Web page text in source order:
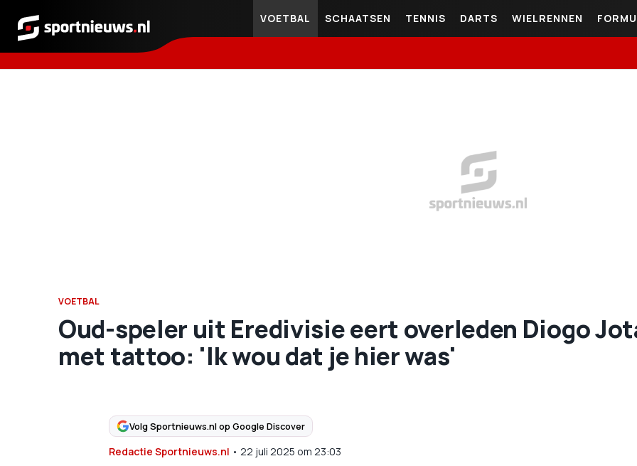
Sportnieuws.nl
VOETBAL SCHAATSEN TENNIS DARTS WIELRENNEN
VOETBAL
Oud-speler uit Eredivisie eert overleden Diogo
met tattoo: 'Ik wou dat je hier was'
Volg Sportnieuws.nl op Google Discover
Redactie Sportnieuws.nl • 22 juli 2025 om 23:03